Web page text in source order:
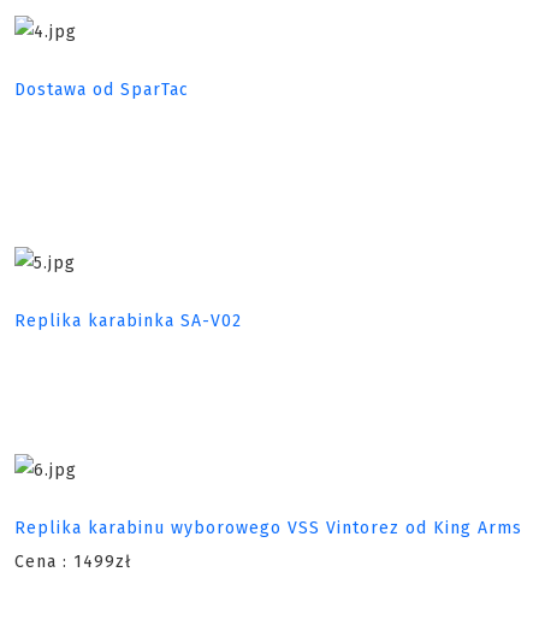
Dostawa od SparTac
Replika karabinka SA-V02
Replika karabinu wyborowego VSS Vintorez od King Arms
Cena : 1499zł